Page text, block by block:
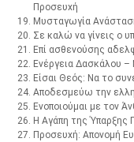
Προσευχή
Μυσταγωγία
Σε καλώ να γίνεις ο
Επί ασθενούσης
Ενέργεια Δασκάλου –
Είσαι Θεός: Να το
Αποδεσμεύω την
Ενοποιούμαι με τον
Η Αγάπη της Ύπαρξης
Προσευχή: Απονομή